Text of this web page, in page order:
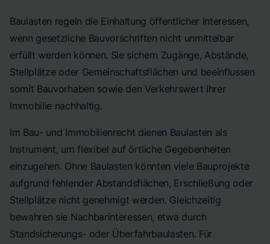
Baulasten regeln die Einhaltung öffentlicher Interessen,
wenn gesetzliche Bauvorschriften nicht unmittelbar
erfüllt werden können. Sie sichern Zugänge, Abstände,
Stellplätze oder Gemeinschaftsflächen und beeinflussen
somit Bauvorhaben sowie den Verkehrswert Ihrer
Immobilie nachhaltig.
Im Bau- und Immobilienrecht dienen Baulasten als
Instrument, um flexibel auf örtliche Gegebenheiten
einzugehen. Ohne Baulasten könnten viele Bauprojekte
aufgrund fehlender Abstandsflächen, Erschließung oder
Stellplätze nicht genehmigt werden. Gleichzeitig
bewahren sie Nachbarinteressen, etwa durch
Standsicherungs- oder Überfahrbaulasten. Für